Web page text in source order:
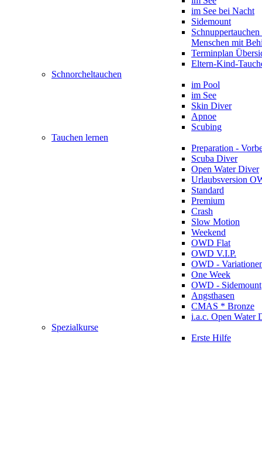
im See bei Nacht
Sidemount
Menschen mit
Terminplan
Eltern-Kind-
Schnorcheltauchen
im Pool
im See
Skin Diver
Apnoe
Scubing
Tauchen lernen
Preparation -
Scuba Diver
Open Water Diver
Urlaubsversion
Standard
Premium
Crash
Slow Motion
Weekend
OWD Flat
OWD V.I.P.
OWD -
One Week
OWD - Sidemount
Angsthasen
CMAS * Bronze
i.a.c. Open Water
Spezialkurse
Erste Hilfe